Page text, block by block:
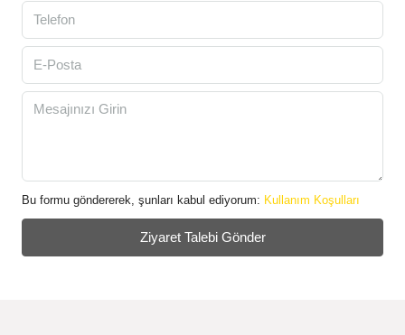
Bu formu göndererek, şunları kabul ediyorum: Kullanım Koşulları
Ziyaret Talebi Gönder